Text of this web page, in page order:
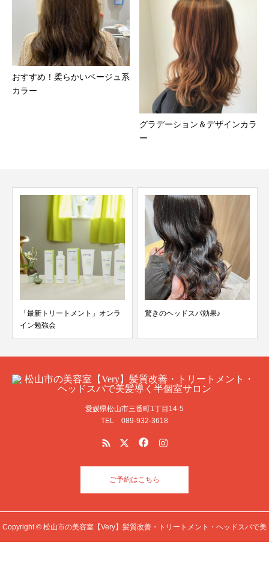
おすすめ！柔らかいベージュ系
カラー
グラデーション＆デザインカラ
ー
「最新トリートメント」オンラ
イン勉強会
驚きのヘッドスパ効果♪
愛媛県松山市三番町1丁目14-5
TEL 089-932-3618
ご予約はこちら
Copyright © 松山市の美容室【Very】髪質改善・トリートメント・ヘッドスパで美